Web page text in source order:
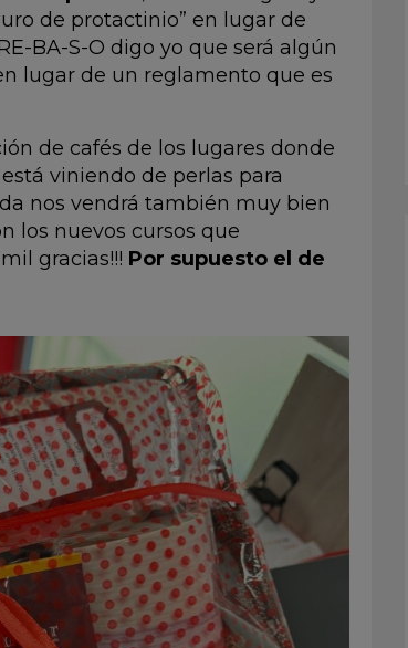
de protactinio” en lugar de
BA-S-O digo yo que será algún
lugar de un reglamento que es
de cafés de los lugares donde
viniendo de perlas para
nos vendrá también muy bien
los nuevos cursos que
gracias!!! Por supuesto el de